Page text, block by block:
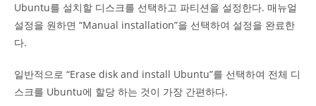
Ubuntu를 설치할 디스크를 선택하고 파티션을 설정한다. 매뉴얼
설정을 원하면 “Manual installation”을 선택하여 설정을 완료한
다.
일반적으로 “Erase disk and install Ubuntu”를 선택하여 전체 디
스크를 Ubuntu에 할당 하는 것이 가장 간편하다.